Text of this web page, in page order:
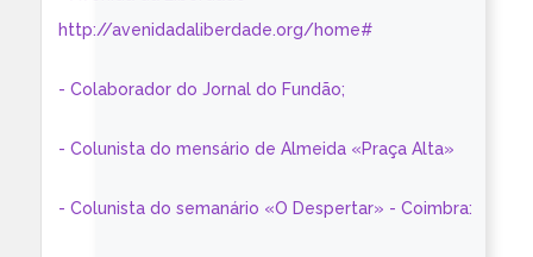
http://avenidadaliberdade.org/home#
- Colaborador do Jornal do Fundão;
- Colunista do mensário de Almeida «Praça Alta»
- Colunista do semanário «O Despertar» - Coimbra: